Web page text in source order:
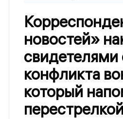
новостей»
свидетелями
конфликта
который